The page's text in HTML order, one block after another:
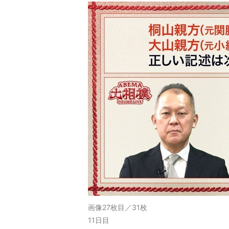
画像27枚目／31枚
11日目